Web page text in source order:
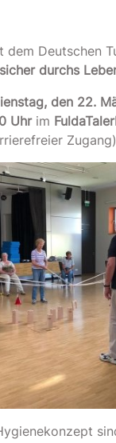
dem Deutschen
durchs
den 22.
Uhr im